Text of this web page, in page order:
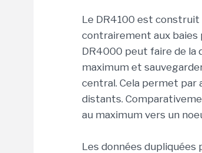
Le DR4100 est construit
contrairement aux baies
DR4000 peut faire de la
maximum et
central. Cela permet par
distants.
au maximum vers un
Les données